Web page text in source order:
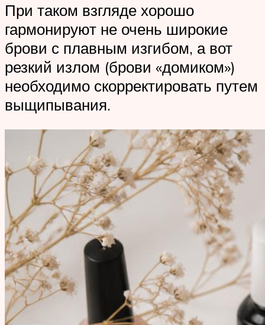
При таком взгляде хорошо
гармонируют не очень широкие
брови с плавным изгибом, а вот
резкий излом (брови «домиком»)
необходимо скорректировать путем
выщипывания.